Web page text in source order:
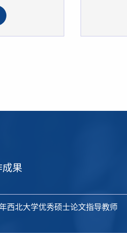
果
西北大学优秀硕士论文指导教师